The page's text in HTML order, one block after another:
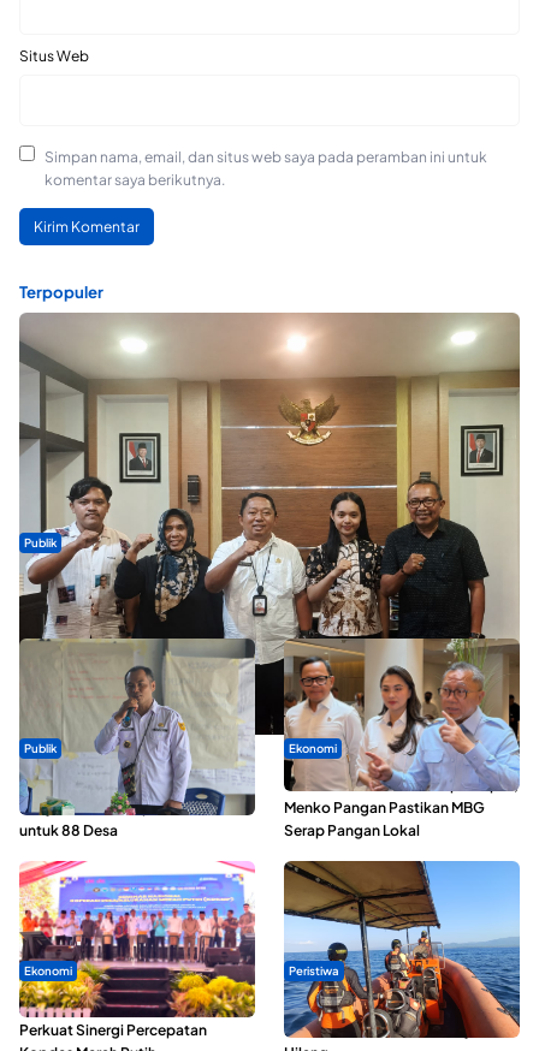
Situs Web
Simpan nama, email, dan situs web saya pada peramban ini untuk
komentar saya berikutnya.
Terpopuler
Publik
Dua Talenta Muda Ternate Wakili Maluku Utara di Gita Bahana
Nusantara 2026
Publik
ABDESI Morotai Apresiasi
Penyaluran ADD Rp3,13 Miliar
untuk 88 Desa
Ekonomi
SPPG di Maluku Utara Dipercepat,
Menko Pangan Pastikan MBG
Serap Pangan Lokal
Ekonomi
Seminar di Ternate, Mendes
Perkuat Sinergi Percepatan
Peristiwa
Dua Longboat Bertabrakan di
Perairan Taliabu, Satu Nelayan